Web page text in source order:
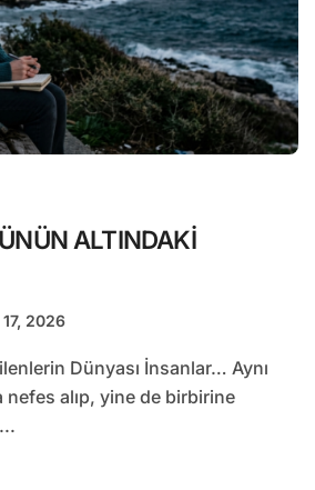
ALTINDAKİ
2026
alıp, yine de birbirine